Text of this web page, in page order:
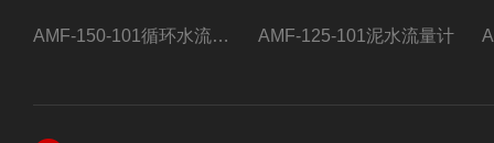
AMF-150-101循环水流量计,电磁流量计 AMF-125-101泥水流量计